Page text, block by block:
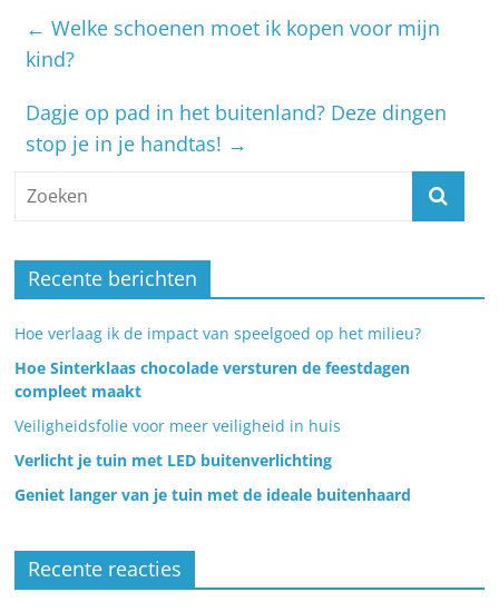
← Welke schoenen moet ik kopen voor mijn
kind?
Dagje op pad in het buitenland? Deze dingen
stop je in je handtas! →
Recente berichten
Hoe verlaag ik de impact van speelgoed op het milieu?
Hoe Sinterklaas chocolade versturen de feestdagen
compleet maakt
Veiligheidsfolie voor meer veiligheid in huis
Verlicht je tuin met LED buitenverlichting
Geniet langer van je tuin met de ideale buitenhaard
Recente reacties